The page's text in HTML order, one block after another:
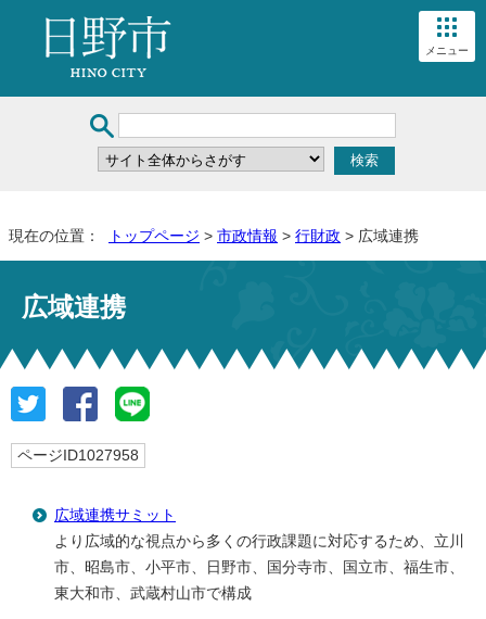
メニュー
現在の位置： トップページ > 市政情報 > 行財政 > 広域連携
広域連携
ページID1027958
広域連携サミット
より広域的な視点から多くの行政課題に対応するため、立川
市、昭島市、小平市、日野市、国分寺市、国立市、福生市、
東大和市、武蔵村山市で構成